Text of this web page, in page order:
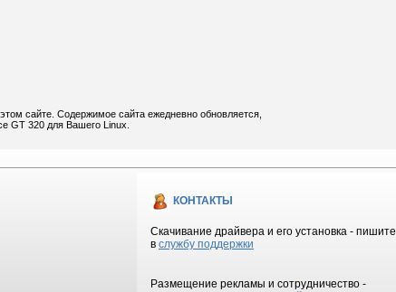
сайте. Содержимое сайта ежедневно обновляется,
GT 320 для Вашего Linux.
КОНТАКТЫ
Скачивание драйвера и его установка - пишите
в службу поддержки
Размещение рекламы и сотрудничество -